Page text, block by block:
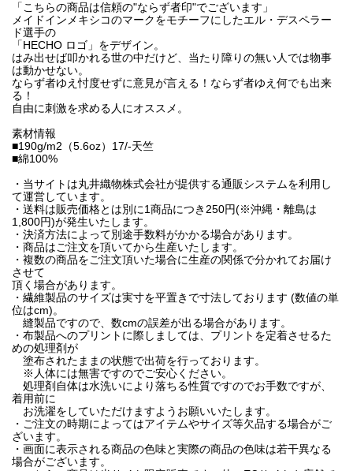
「こちらの商品は信頼の"ならず者印"でございます」
メイドインメキシコのマークをモチーフにしたエル・デスペラー
ド選手の
「HECHO ロゴ」をデザイン。
はみ出せば叩かれる世の中だけど、当たり障りの無い人では物事
は動かせない。
ならず者ゆえ忖度せずに意見が言える！ならず者ゆえ何でも出来
る！
自由に刺激を求める人にオススメ。
素材情報
■190g/m2（5.6oz）17/-天竺
■綿100%
・当サイトは丸井織物株式会社が提供する通販システムを利用し
て運営しています。
・送料は販売価格とは別に1商品につき250円(※沖縄・離島は
1,800円)が発生いたします。
・決済方法によって別途手数料がかかる場合があります。
・商品はご注文を頂いてから生産いたします。
・複数の商品をご注文頂いた場合に生産の関係で分かれてお届け
させて
頂く場合があります。
・繊維製品のサイズは実寸を平置きで寸法しております (数値の単
位はcm)。
縫製品ですので、数cmの誤差が出る場合があります。
・布製品へのプリントに際しましては、プリントを定着させるた
めの処理剤が
塗布されたままの状態で出荷を行っております。
※人体には無害ですのでご安心ください。
処理剤自体は水洗いにより落ちる性質ですのでお手数ですが、
着用前に
お洗濯をしていただけますようお願いいたします。
・ご注文の時期によってはアイテムやサイズ等欠品する場合がご
ざいます。
・画面に表示される商品の色味と実際の商品の色味は若干異なる
場合がございます。